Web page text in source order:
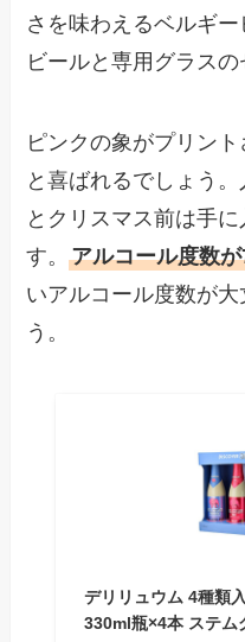
さを味わえるベルギ
ビールと専用グラスの
ピンクの象がプリン
と喜ばれるでしょう
とクリスマス前は手
す。アルコール度数
いアルコール度数が
う。
デリリュウム 4種類
330ml瓶×4本 ステム